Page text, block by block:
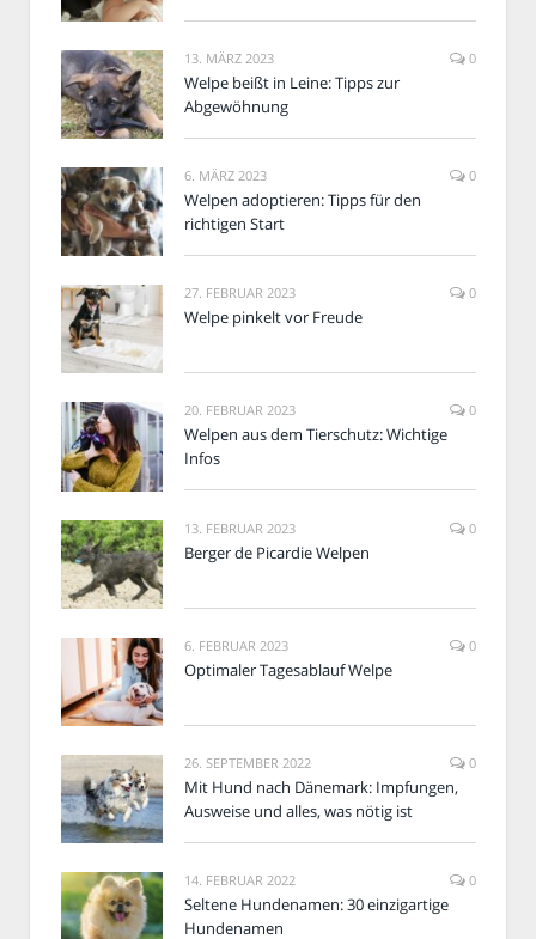
13. MÄRZ 2023 0
Welpe beißt in Leine: Tipps zur
Abgewöhnung
6. MÄRZ 2023 0
Welpen adoptieren: Tipps für den
richtigen Start
27. FEBRUAR 2023 0
Welpe pinkelt vor Freude
20. FEBRUAR 2023 0
Welpen aus dem Tierschutz: Wichtige
Infos
13. FEBRUAR 2023 0
Berger de Picardie Welpen
6. FEBRUAR 2023 0
Optimaler Tagesablauf Welpe
26. SEPTEMBER 2022 0
Mit Hund nach Dänemark: Impfungen,
Ausweise und alles, was nötig ist
14. FEBRUAR 2022 0
Seltene Hundenamen: 30 einzigartige
Hundenamen